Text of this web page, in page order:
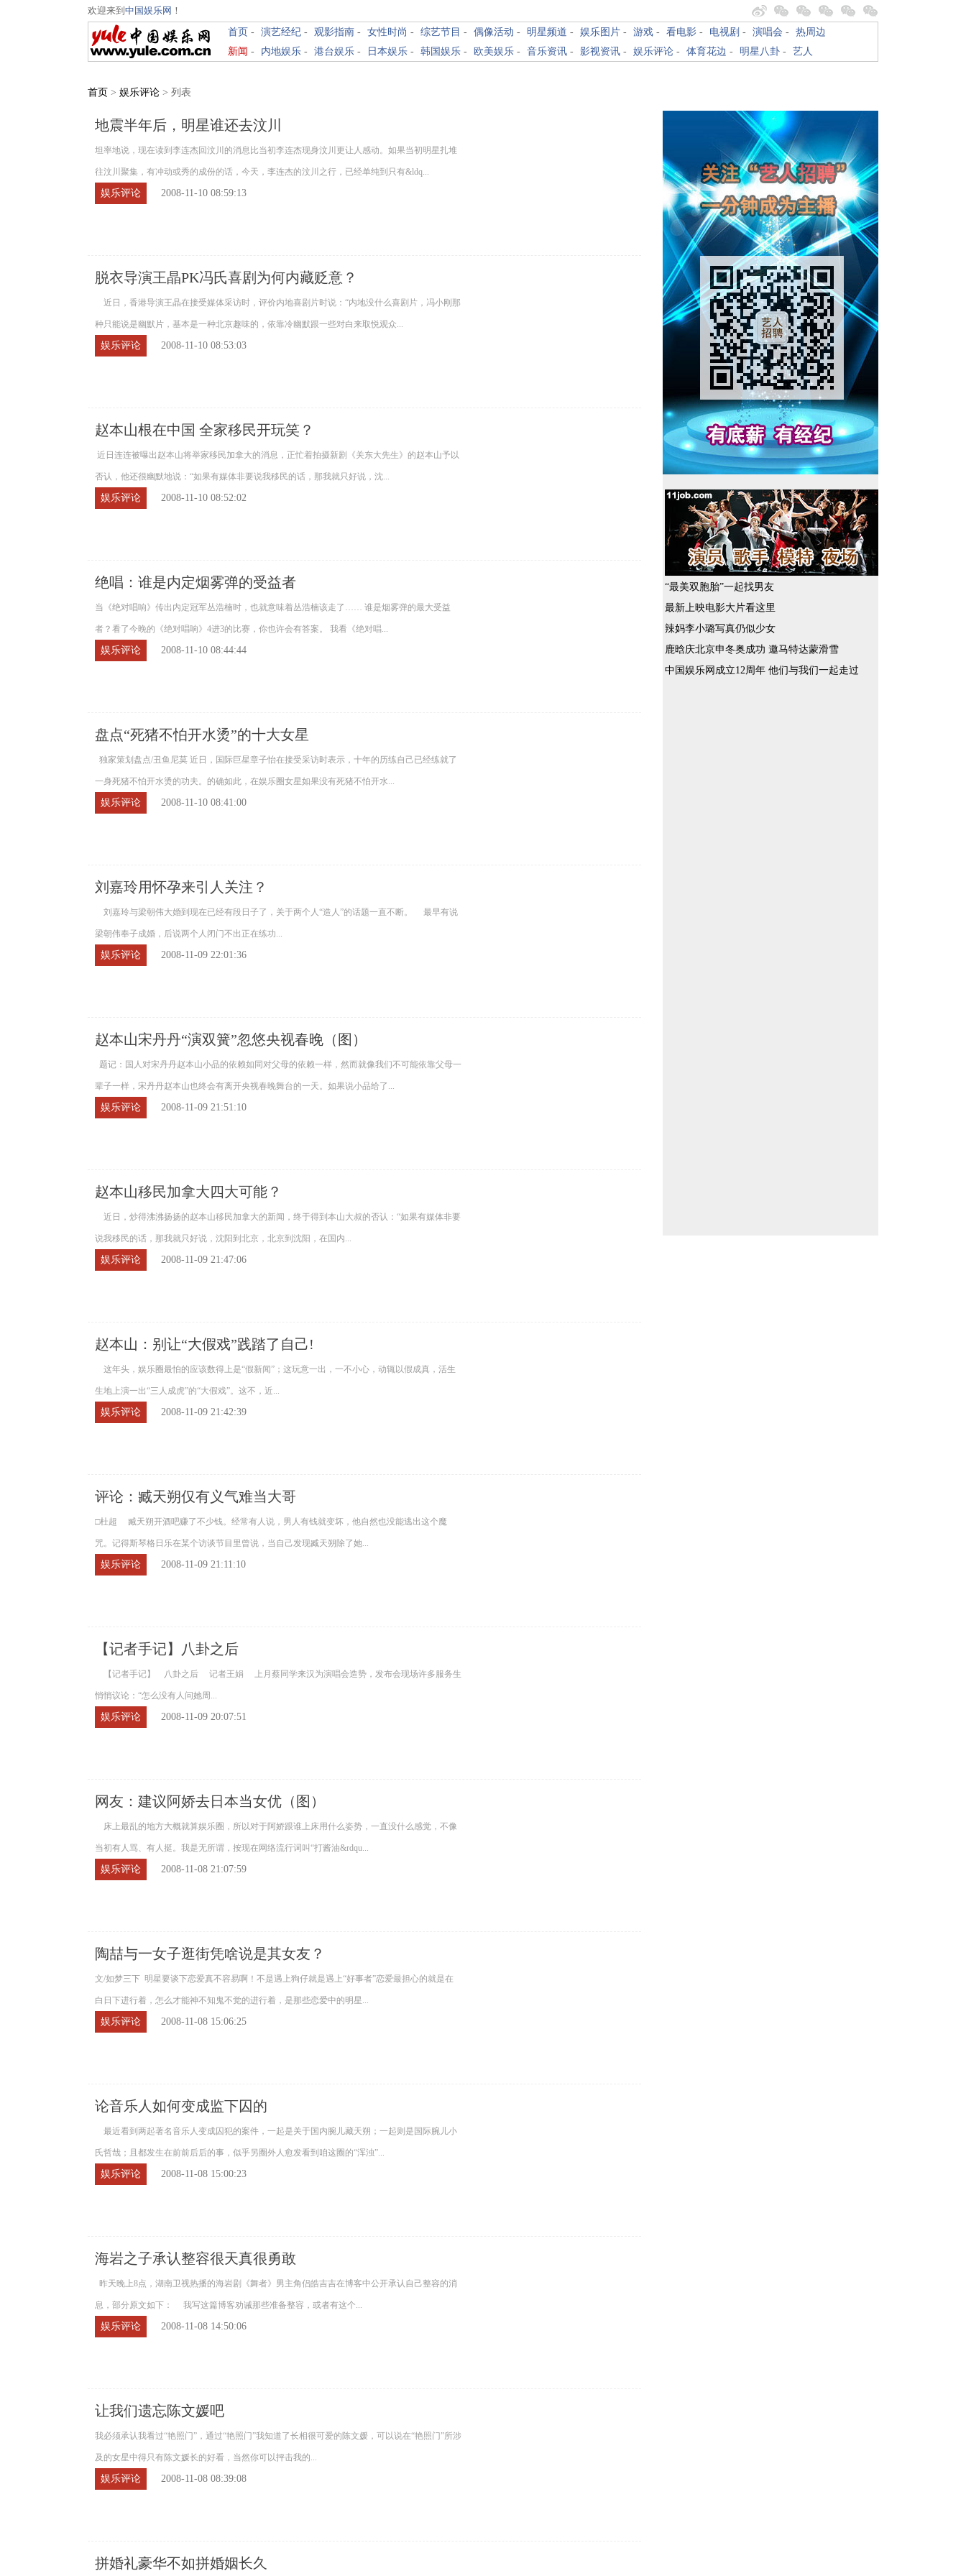
欢迎来到 中国娱乐网 ！
首页 - 演艺经纪 - 观影指南 - 女性时尚 - 综艺节目 - 偶像活动 - 明星频道 - 娱乐图片 - 游戏 - 看电影 - 电视剧 - 演唱会 - 热周边
新闻 - 内地娱乐 - 港台娱乐 - 日本娱乐 - 韩国娱乐 - 欧美娱乐 - 音乐资讯 - 影视资讯 - 娱乐评论 - 体育花边 - 明星八卦 - 艺人
首页 > 娱乐评论 > 列表
地震半年后，明星谁还去汶川
坦率地说，现在读到李连杰回汶川的消息比当初李连杰现身汶川更让人感动。如果当初明星扎堆
往汶川聚集，有冲动或秀的成份的话，今天，李连杰的汶川之行，已经单纯到只有&ldq...
娱乐评论 2008-11-10 08:59:13
脱衣导演王晶PK冯氏喜剧为何内藏贬意？
近日，香港导演王晶在接受媒体采访时，评价内地喜剧片时说：“内地没什么喜剧片，冯小刚那
种只能说是幽默片，基本是一种北京趣味的，依靠冷幽默跟一些对白来取悦观众...
娱乐评论 2008-11-10 08:53:03
赵本山根在中国 全家移民开玩笑？
近日连连被曝出赵本山将举家移民加拿大的消息，正忙着拍摄新剧《关东大先生》的赵本山予以
否认，他还很幽默地说：“如果有媒体非要说我移民的话，那我就只好说，沈...
娱乐评论 2008-11-10 08:52:02
绝唱：谁是内定烟雾弹的受益者
当《绝对唱响》传出内定冠军丛浩楠时，也就意味着丛浩楠该走了…… 谁是烟雾弹的最大受益
者？看了今晚的《绝对唱响》4进3的比赛，你也许会有答案。 我看《绝对唱...
娱乐评论 2008-11-10 08:44:44
盘点“死猪不怕开水烫”的十大女星
独家策划盘点/丑鱼尼莫 近日，国际巨星章子怡在接受采访时表示，十年的历练自己已经练就了
一身死猪不怕开水烫的功夫。的确如此，在娱乐圈女星如果没有死猪不怕开水...
娱乐评论 2008-11-10 08:41:00
刘嘉玲用怀孕来引人关注？
刘嘉玲与梁朝伟大婚到现在已经有段日子了，关于两个人“造人”的话题一直不断。 最早有说
梁朝伟奉子成婚，后说两个人闭门不出正在练功...
娱乐评论 2008-11-09 22:01:36
赵本山宋丹丹“演双簧”忽悠央视春晚（图）
题记：国人对宋丹丹赵本山小品的依赖如同对父母的依赖一样，然而就像我们不可能依靠父母一
辈子一样，宋丹丹赵本山也终会有离开央视春晚舞台的一天。如果说小品给了...
娱乐评论 2008-11-09 21:51:10
赵本山移民加拿大四大可能？
近日，炒得沸沸扬扬的赵本山移民加拿大的新闻，终于得到本山大叔的否认：“如果有媒体非要
说我移民的话，那我就只好说，沈阳到北京，北京到沈阳，在国内...
娱乐评论 2008-11-09 21:47:06
赵本山：别让“大假戏”践踏了自己!
这年头，娱乐圈最怕的应该数得上是“假新闻”；这玩意一出，一不小心，动辄以假成真，活生
生地上演一出“三人成虎”的“大假戏”。这不，近...
娱乐评论 2008-11-09 21:42:39
评论：臧天朔仅有义气难当大哥
□杜超 臧天朔开酒吧赚了不少钱。经常有人说，男人有钱就变坏，他自然也没能逃出这个魔
咒。记得斯琴格日乐在某个访谈节目里曾说，当自己发现臧天朔除了她...
娱乐评论 2008-11-09 21:11:10
【记者手记】八卦之后
【记者手记】 八卦之后 记者王娟 上月蔡同学来汉为演唱会造势，发布会现场许多服务生
悄悄议论：“怎么没有人问她周...
娱乐评论 2008-11-09 20:07:51
网友：建议阿娇去日本当女优（图）
床上最乱的地方大概就算娱乐圈，所以对于阿娇跟谁上床用什么姿势，一直没什么感觉，不像
当初有人骂、有人挺。我是无所谓，按现在网络流行词叫“打酱油&rdqu...
娱乐评论 2008-11-08 21:07:59
陶喆与一女子逛街凭啥说是其女友？
文/如梦三下 明星要谈下恋爱真不容易啊！不是遇上狗仔就是遇上“好事者”恋爱最担心的就是在
白日下进行着，怎么才能神不知鬼不觉的进行着，是那些恋爱中的明星...
娱乐评论 2008-11-08 15:06:25
论音乐人如何变成监下囚的
最近看到两起著名音乐人变成囚犯的案件，一起是关于国内腕儿藏天朔；一起则是国际腕儿小
氏哲哉；且都发生在前前后后的事，似乎另圈外人愈发看到咱这圈的“浑浊”...
娱乐评论 2008-11-08 15:00:23
海岩之子承认整容很天真很勇敢
昨天晚上8点，湖南卫视热播的海岩剧《舞者》男主角侣皓吉吉在博客中公开承认自己整容的消
息，部分原文如下： 我写这篇博客劝诫那些准备整容，或者有这个...
娱乐评论 2008-11-08 14:50:06
让我们遗忘陈文媛吧
我必须承认我看过“艳照门”，通过“艳照门”我知道了长相很可爱的陈文媛，可以说在“艳照门”所涉
及的女星中得只有陈文媛长的好看，当然你可以抨击我的...
娱乐评论 2008-11-08 08:39:08
拼婚礼豪华不如拼婚姻长久